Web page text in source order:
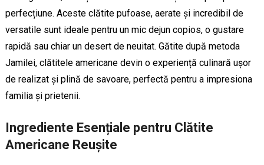
perfecțiune. Aceste clătite pufoase, aerate și incredibil de
versatile sunt ideale pentru un mic dejun copios, o gustare
rapidă sau chiar un desert de neuitat. Gătite după metoda
Jamilei, clătitele americane devin o experiență culinară ușor
de realizat și plină de savoare, perfectă pentru a impresiona
familia și prietenii.
Ingrediente Esențiale pentru Clătite
Americane Reușite